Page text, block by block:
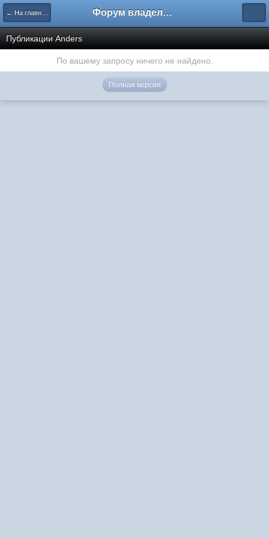
← На главную Форум владельцев интернет-магазинов
Публикации Anders
По вашему запросу ничего не найдено.
Полная версия